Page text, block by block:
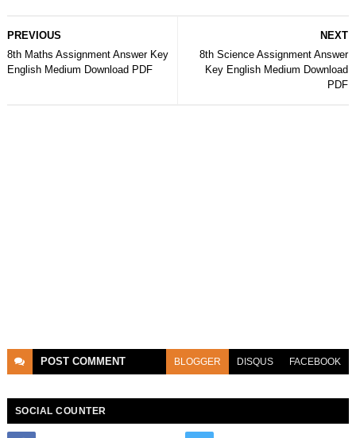
NEXT
8th Science Assignment Answer
Key English Medium Download
PDF
PREVIOUS
8th Maths Assignment Answer Key
English Medium Download PDF
POST COMMENT BLOGGER DISQUS FACEBOOK
SOCIAL COUNTER